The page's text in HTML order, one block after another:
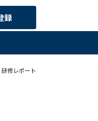
録
研修レポート